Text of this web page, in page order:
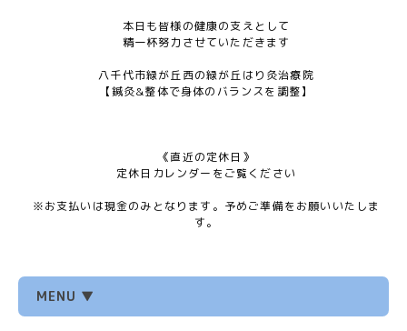
本日も皆様の健康の支えとして
精一杯努力させていただきます
八千代市緑が丘西の緑が丘はり灸治療院
【鍼灸&整体で身体のバランスを調整】
《直近の定休日》
定休日カレンダーをご覧ください
※お支払いは現金のみとなります。予めご準備をお願いいたしま
す。
MENU ▼